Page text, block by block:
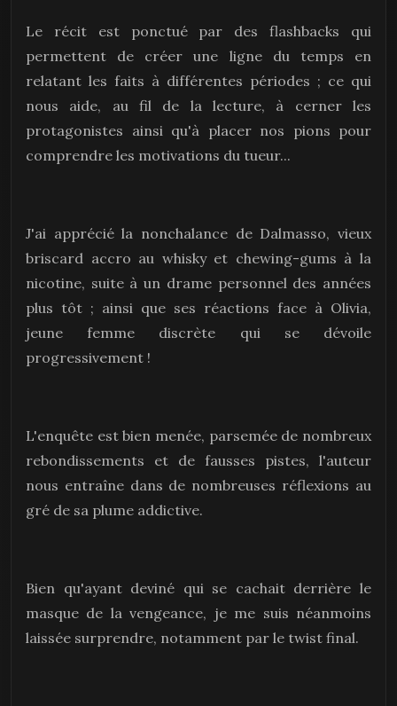
Le récit est ponctué par des flashbacks qui
permettent de créer une ligne du temps en
relatant les faits à différentes périodes ; ce qui
nous aide, au fil de la lecture, à cerner les
protagonistes ainsi qu'à placer nos pions pour
comprendre les motivations du tueur...
J'ai apprécié la nonchalance de Dalmasso, vieux
briscard accro au whisky et chewing-gums à la
nicotine, suite à un drame personnel des années
plus tôt ; ainsi que ses réactions face à Olivia,
jeune femme discrète qui se dévoile
progressivement !
L'enquête est bien menée, parsemée de nombreux
rebondissements et de fausses pistes, l'auteur
nous entraîne dans de nombreuses réflexions au
gré de sa plume addictive.
Bien qu'ayant deviné qui se cachait derrière le
masque de la vengeance, je me suis néanmoins
laissée surprendre, notamment par le twist final.